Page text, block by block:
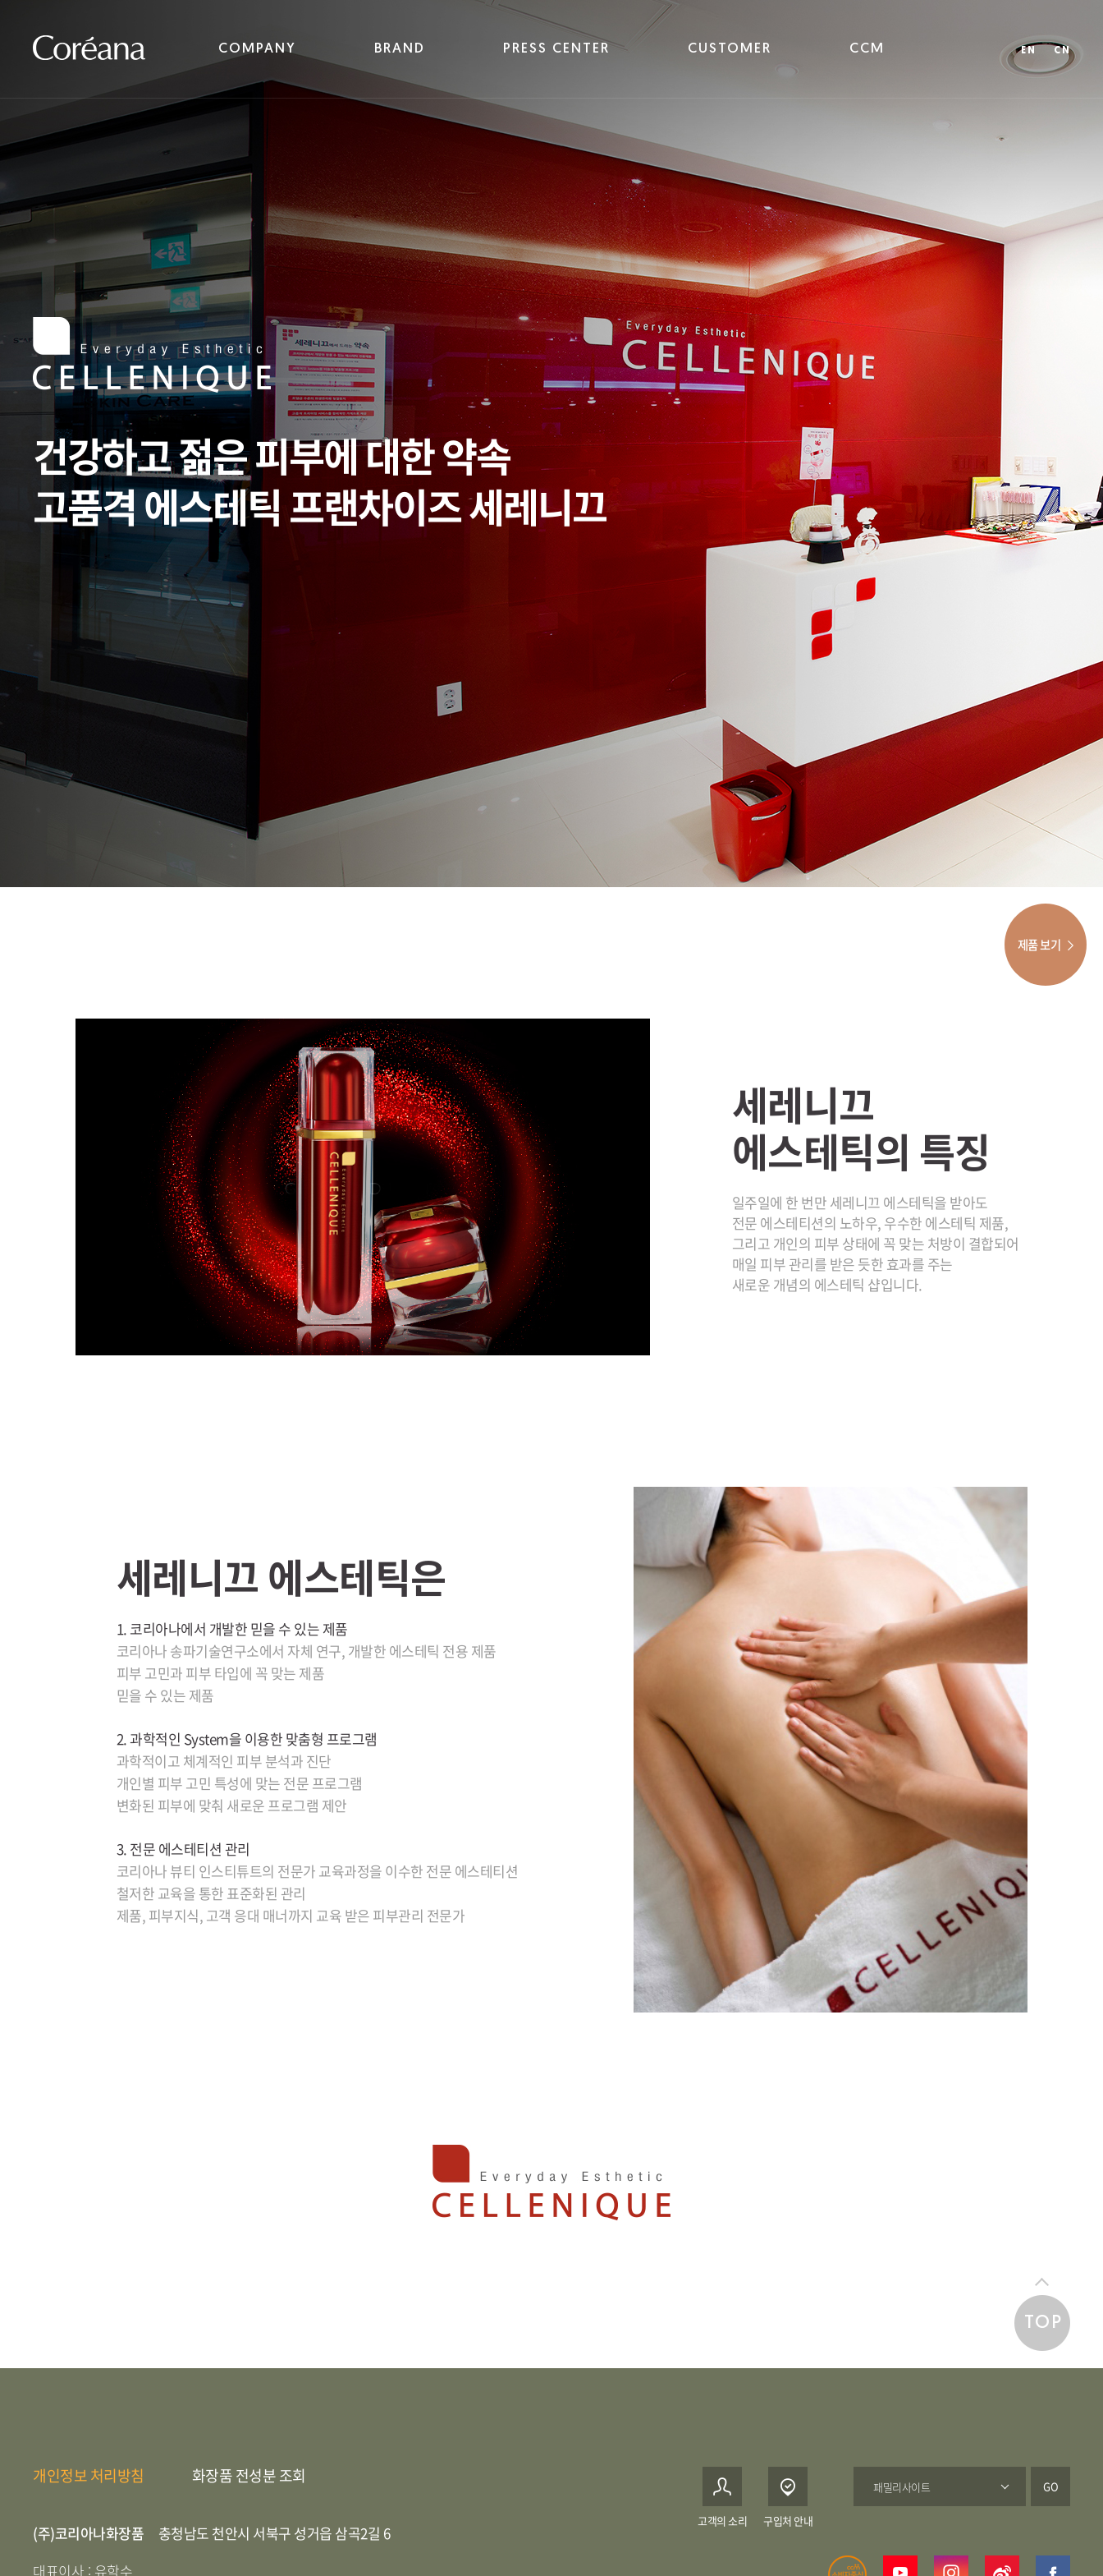
COMPANY BRAND PRESS CENTER CUSTOMER CCM EN CN
건강하고 젊은 피부에 대한 약속
고품격 에스테틱 프랜차이즈세레니끄
제품 보기
세레니끄
에스테틱의 특징
일주일에 한 번만 세레니끄 에스테틱을 받아도
전문 에스테티션의 노하우, 우수한 에스테틱 제품,
그리고 개인의 피부 상태에 꼭 맞는 처방이 결합되어
매일 피부 관리를 받은 듯한 효과를 주는
새로운 개념의 에스테틱 샵입니다.
세레니끄 에스테틱은
1. 코리아나에서 개발한 믿을 수 있는 제품
코리아나 송파기술연구소에서 자체 연구, 개발한 에스테틱 전용 제품
피부 고민과 피부 타입에 꼭 맞는 제품
믿을 수 있는 제품
2. 과학적인 System을 이용한 맞춤형 프로그램
과학적이고 체계적인 피부 분석과 진단
개인별 피부 고민 특성에 맞는 전문 프로그램
변화된 피부에 맞춰 새로운 프로그램 제안
3. 전문 에스테티션 관리
코리아나 뷰티 인스티튜트의 전문가 교육과정을 이수한 전문 에스테티션
철저한 교육을 통한 표준화된 관리
제품, 피부지식, 고객 응대 매너까지 교육 받은 피부관리 전문가
TOP
개인정보 처리방침 화장품 전성분 조회
고객의 소리 구입처 안내
GO
(주)코리아나화장품
충청남도 천안시 서북구 성거읍 삼곡2길 6
대표이사 : 유학수